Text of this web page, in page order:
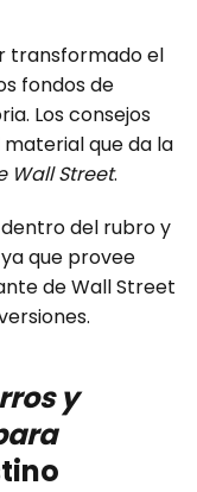
transformado el
fondos de
Los consejos
que da la
Wall Street.
del rubro y
que provee
de Wall Street
y